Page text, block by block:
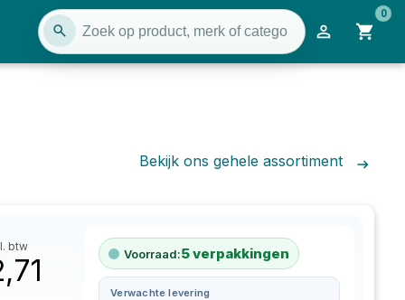
0
Bekijk ons gehele assortiment
btw Voorraad:5verpakkingen
Verwachte levering